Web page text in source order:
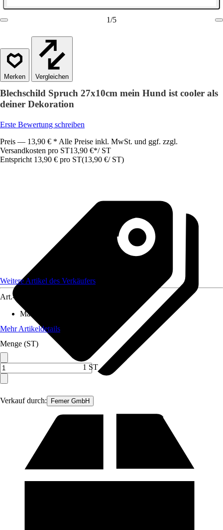
1/5
Vergleichen
Blechschild Spruch 27x10cm mein Hund ist cooler als
deiner Dekoration
Erste Bewertung schreiben
Preis — 13,90 € * Alle Preise inkl. MwSt. und ggf. zzgl.
Versandkosten pro ST13,90 €*/ ST
Entspricht 13,90 € pro ST(13,90 €/ ST)
Verkauf durch: Femer GmbH
Weitere Artikel des Verkäufers
Art.-Nr.
Material
Mehr Artikeldetails
Menge (ST)
1 ST